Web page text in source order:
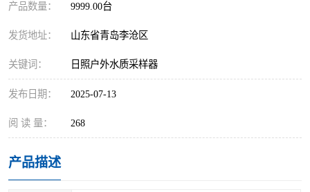
产品数量： 9999.00台
发货地址： 山东省青岛李沧区
关键词： 日照户外水质采样器
发布日期： 2025-07-13
阅 读 量： 268
产品描述